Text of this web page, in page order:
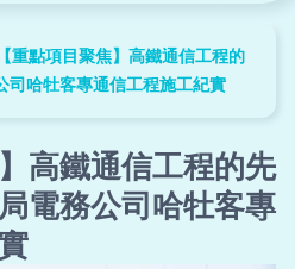
【重點項目聚焦】高鐵通信工程的
哈牡客專通信工程施工紀實
高鐵通信工程的先
電務公司哈牡客專